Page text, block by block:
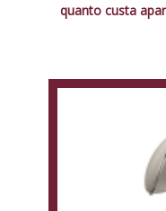
quanto custa